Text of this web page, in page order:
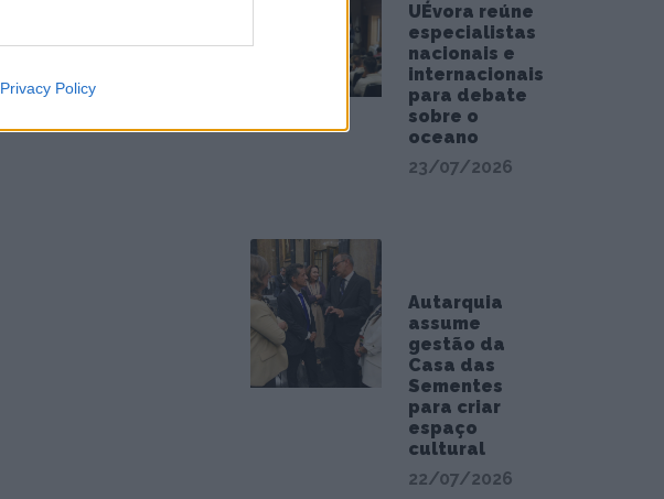
Privacy Policy
UÉvora reúne
especialistas
nacionais e
internacionais
para debate
sobre o
oceano
23/07/2026
Autarquia
assume
gestão da
Casa das
Sementes
para criar
espaço
cultural
22/07/2026